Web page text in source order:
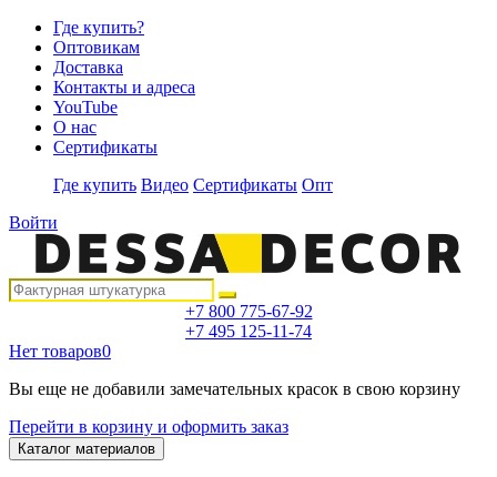
Где купить?
Оптовикам
Доставка
Контакты и адреса
YouTube
О нас
Сертификаты
Где купить Видео Сертификаты Опт
Войти
+7 800 775-67-92
+7 495 125-11-74
Нет товаров0
Вы еще не добавили замечательных красок в свою корзину
Перейти в корзину и оформить заказ
Каталог материалов